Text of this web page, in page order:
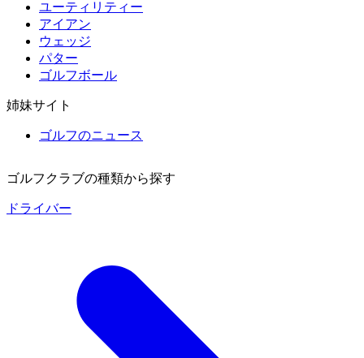
ユーティリティー
アイアン
ウェッジ
パター
ゴルフボール
姉妹サイト
ゴルフのニュース
ゴルフクラブの種類から探す
ドライバー